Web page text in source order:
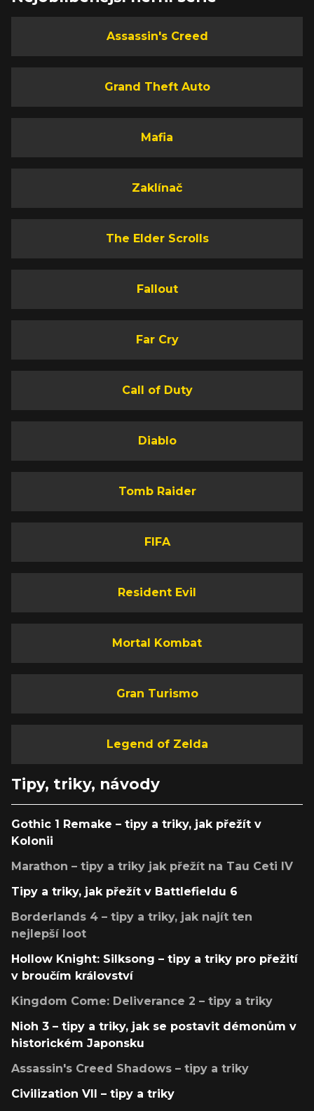
Assassin's Creed
Grand Theft Auto
Mafia
Zaklínač
The Elder Scrolls
Fallout
Far Cry
Call of Duty
Diablo
Tomb Raider
FIFA
Resident Evil
Mortal Kombat
Gran Turismo
Legend of Zelda
Tipy, triky, návody
Gothic 1 Remake – tipy a triky, jak přežít v
Kolonii
Marathon – tipy a triky jak přežít na Tau Ceti IV
Tipy a triky, jak přežít v Battlefieldu 6
Borderlands 4 – tipy a triky, jak najít ten
nejlepší loot
Hollow Knight: Silksong – tipy a triky pro přežití
v broučím království
Kingdom Come: Deliverance 2 – tipy a triky
Nioh 3 – tipy a triky, jak se postavit démonům v
historickém Japonsku
Assassin's Creed Shadows – tipy a triky
Civilization VII – tipy a triky